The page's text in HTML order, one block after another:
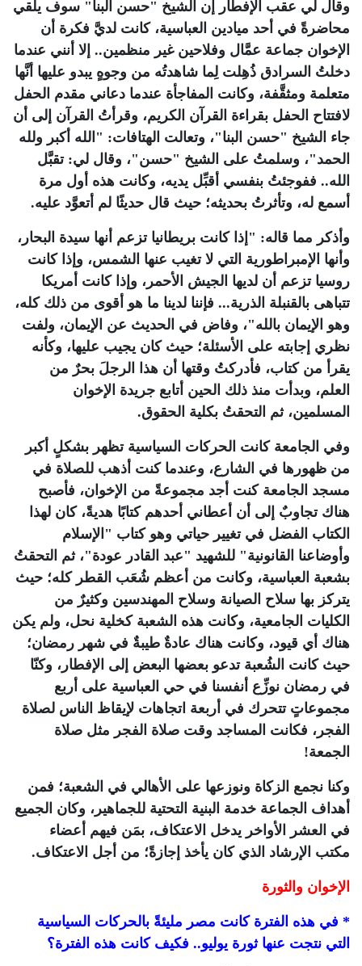
وقال لي عقب الإفطار إن الشيخ "حسن البنا" سوف يلقي
محاضرةً في أحد ميادين العباسية، كانت لديَّ فكرة أن
الإخوان جماعة عمَّال وفلاحين غير منظمين.. إلا أنني عندما
دخلتُ السرادق ذُهِلت لِما شاهدتُه من وجوهٍ يبدو عليها أنَّها
متعلمة ومثقَّفة، وكانت المفاجأة عندما دعاني مقدم الحفل
لافتتاح الحفل بقراءة القرآن الكريم، وقرأتُ القرآن إلى أن
جاء الشيخ "حسن البنا"، وتعالت الهتافات: "الله أكبر ولله
الحمد"، وسلمتُ على الشيخ "حسن"، وقال لي: تقبَّل
الله.. ففوجئتُ بنفسي أقبِّل يديه، وكانت هذه أول مرة
أسمع له، وتأثرتُ بحديثه؛ حيث قال حديثًا لم أتعوَّد عليه.
وأذكر مما قاله: "إذا كانت بريطانيا تزعم أنها سيدة البحار،
وأنها الإمبراطورية التي لا تغيب عنها الشمس، وإذا كانت
روسيا تزعم أن لديها الجيش الأحمر، وإذا كانت أمريكا
تتباهى بالقنبلة الذرية... فإننا لدينا ما هو أقوى من ذلك كله،
وهو الإيمان بالله"، وفاض في الحديث عن الإيمان، ولفت
نظري إجابته على الأسئلة؛ حيث كان يجيب عليها، وكأنه
يقرأ من كتاب، فأدركتُ وقتها أن هذا الرجلَ بحرٌ من
العلم، وبدأت منذ ذلك الحين أتابع جريدة الإخوان
المسلمين، ثم التحقتُ بكلية الحقوق.
وفي الجامعة كانت الحركات السياسية تظهر بشكلٍ أكبر
من ظهورها في الشارع، وعندما كنت أذهب للصلاة في
مسجد الجامعة كنت أجد مجموعةً من الإخوان، فأصبح
هناك تجاوبٌ إلى أن أعطاني أحدهم كتابًا هديةً، كان لهذا
الكتاب الفضل في تغيير حياتي وهو كتاب "الإسلام
وأوضاعنا القانونية" للشهيد "عبد القادر عودة"، ثم التحقتُ
بشعبة العباسية، وكانت من أعظم شُعَب القطر كله؛ حيث
يتركز بها سلاح الصيانة وسلاح المهندسين وكثيرٌ من
الكليات الجامعية، وكانت هذه الشعبة كخلية نحل، ولم يكن
هناك أي قيود، وكانت هناك عادةٌ طيبةٌ في شهر رمضان؛
حيث كانت الشُعبة تدعو بعضها البعض إلى الإفطار، وكنّا
في رمضان نوزِّع أنفسنا في حي العباسية على أربع
مجموعاتٍ تتحرك في أربعة اتجاهات لإيقاظ الناس لصلاة
الفجر، فكانت المساجد وقت صلاة الفجر مثل صلاة
الجمعة!
وكنا نجمع الزكاة ونوزعها على الأهالي في الشعبة؛ فمن
أهداف الجماعة خدمة البنية التحتية للجماهير، وكان الجميع
في العشر الأواخر يدخل الاعتكاف، بمَن فيهم أعضاء
مكتب الإرشاد الذي كان يأخذ إجازةً؛ من أجل الاعتكاف.
الإخوان والثورة
* في هذه الفترة كانت مصر مليئةً بالحركات السياسية
التي نتجت عنها ثورة يوليو.. فكيف كانت هذه الفترة؟